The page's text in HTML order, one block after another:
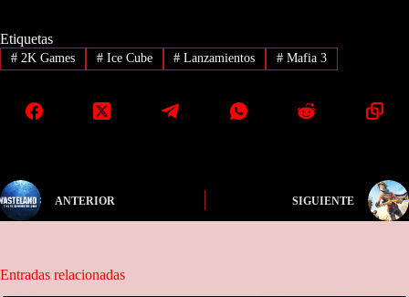
Etiquetas
#2K Games #Ice Cube # Lanzamientos # Mafia 3
ANTERIOR SIGUIENTE
Entradas relacionadas